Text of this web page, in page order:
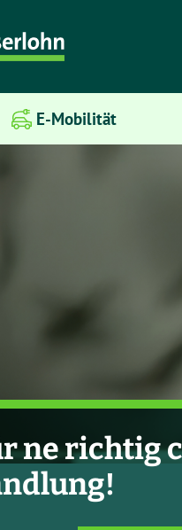
E-Mobilität
ne richtig